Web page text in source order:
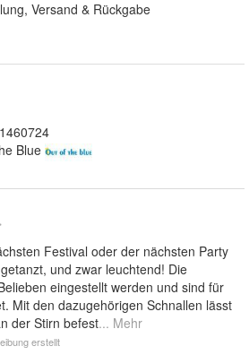
Versand & Rückgabe
Blue
*
Festival oder der nächsten Party
und zwar leuchtend! Die
eingestellt werden und sind für
Mit den dazugehörigen Schnallen lässt
der Stirn befest... Mehr
erstellt